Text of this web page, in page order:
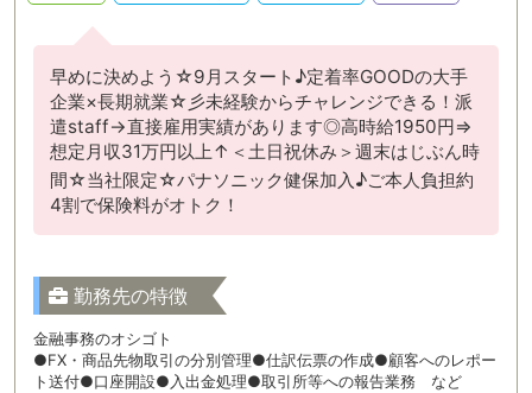
早めに決めよう☆9月スタート♪定着率GOODの大手
企業×長期就業☆彡未経験からチャレンジできる！派
遣staff→直接雇用実績があります◎高時給1950円⇒
想定月収31万円以上↑＜土日祝休み＞週末はじぶん時
間☆当社限定☆パナソニック健保加入♪ご本人負担約
4割で保険料がオトク！
勤務先の特徴
金融事務のオシゴト
●FX・商品先物取引の分別管理●仕訳伝票の作成●顧客へのレポー
ト送付●口座開設●入出金処理●取引所等への報告業務 など